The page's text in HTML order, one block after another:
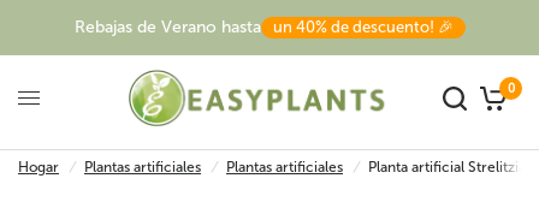
Rebajas de Verano hasta un 40% de descuento! 🎉
0
Hogar / Plantas artificiales / Plantas artificiales / Planta artificial Strelitzia